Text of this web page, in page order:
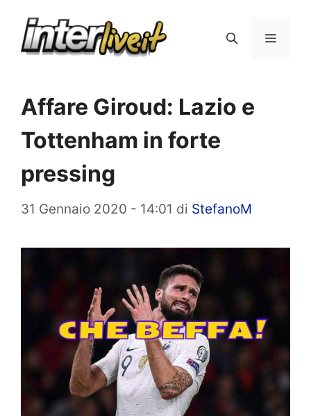
Menu
Affare Giroud: Lazio e
Tottenham in forte
pressing
31 Gennaio 2020 - 14:01 di StefanoM